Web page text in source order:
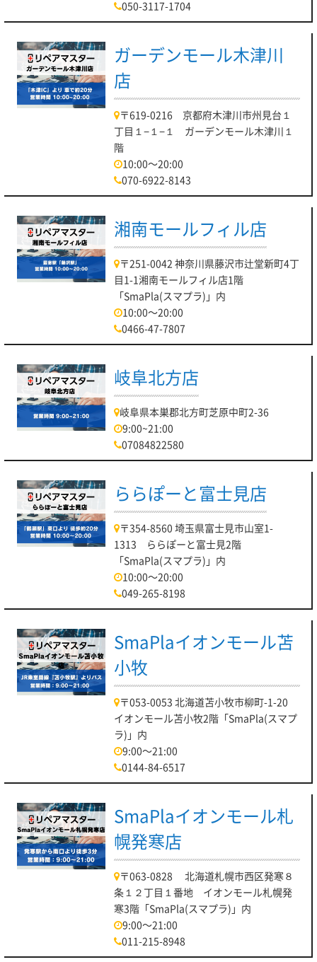
050-3117-1704
ガーデンモール木津川
店
〒619-0216 京都府木津川市州見台１
丁目１−１−１ ガーデンモール木津川１
階
10:00～20:00
070-6922-8143
湘南モールフィル店
〒251-0042 神奈川県藤沢市辻堂新町4丁
目1-1湘南モールフィル店1階
「SmaPla(スマプラ)」内
10:00～20:00
0466-47-7807
岐阜北方店
岐阜県本巣郡北方町芝原中町2-36
9:00~21:00
07084822580
ららぽーと富士見店
〒354-8560 埼玉県富士見市山室1-
1313 ららぽーと富士見2階
「SmaPla(スマプラ)」内
10:00～20:00
049-265-8198
SmaPlaイオンモール苫
小牧
〒053-0053 北海道苫小牧市柳町-1-20
イオンモール苫小牧2階「SmaPla(スマプ
ラ)」内
9:00～21:00
0144-84-6517
SmaPlaイオンモール札
幌発寒店
〒063-0828 北海道札幌市西区発寒８
条１２丁目１番地 イオンモール札幌発
寒3階「SmaPla(スマプラ)」内
9:00～21:00
011-215-8948